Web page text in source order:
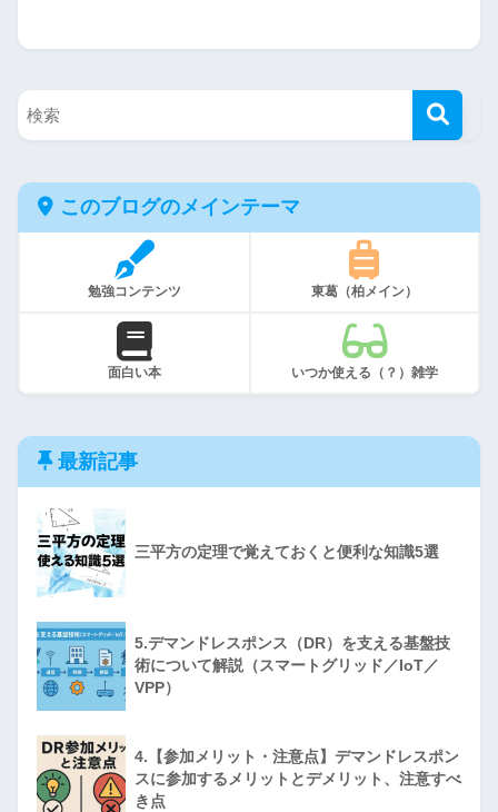
このブログのメインテーマ
勉強コンテンツ 東葛（柏メイン）
面白い本 いつか使える（？）雑学
最新記事
三平方の定理で覚えておくと便利な知識5選
5.デマンドレスポンス（DR）を支える基盤技
術について解説（スマートグリッド／IoT／
VPP）
4.【参加メリット・注意点】デマンドレスポン
スに参加するメリットとデメリット、注意すべ
き点